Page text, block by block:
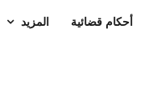
أحكام قضائية المزيد